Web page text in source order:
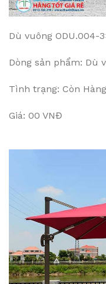
Dù vuông ODU.004-
Dòng sản phẩm: Dù
Tình trạng: Còn Hàng
Giá: 00 VNĐ